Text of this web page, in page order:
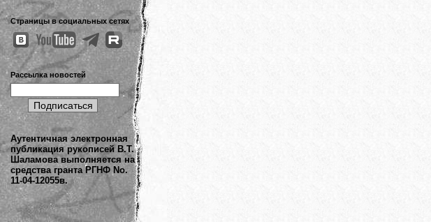
Страницы в социальных сетях
Рассылка новостей
Аутентичная электронная
публикация рукописей В.Т.
Шаламова выполняется на
средства гранта РГНФ No.
11-04-12055в.